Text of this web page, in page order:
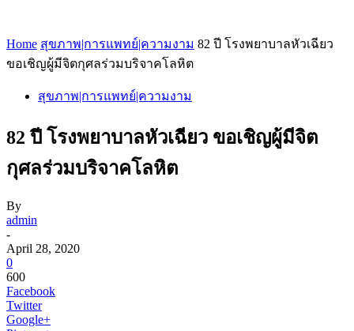
Home สุขภาพ|การแพทย์|ความงาม 82 ปี โรงพยาบาลหัวเฉียว
ขอเชิญผู้มีจิตกุศลร่วมบริจาคโลหิต
สุขภาพ|การแพทย์|ความงาม
82 ปี โรงพยาบาลหัวเฉียว ขอเชิญผู้มีจิต
กุศลร่วมบริจาคโลหิต
By
admin
-
April 28, 2020
0
600
Facebook
Twitter
Google+